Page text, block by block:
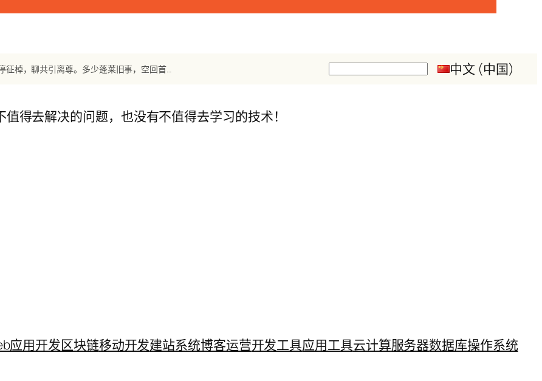
【宋词】《满庭芳》 秦观：山抹微云，天连衰草，画角声断谯门。暂停征棹，聊共引离尊。多少蓬莱旧事，空回首、烟霭纷纷。斜阳外，寒鸦万点，流水绕孤村。
搜
中文 (中国)
值得去解决的问题，也没有不值得去学习的技术！
应用开发区块链移动开发建站系统博客运营开发工具应用工具云计算服务器数据库操作系统